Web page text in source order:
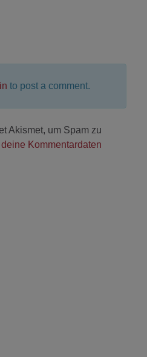
to post a comment.
Akismet, um Spam zu
Kommentardaten